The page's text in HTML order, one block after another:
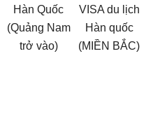
Hàn Quốc
(Quảng Nam
trở vào)
VISA du lịch
Hàn quốc
(MIỀN BẮC)